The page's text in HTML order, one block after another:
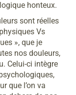
honteux.
sont réelles
Vs
», que je
nos douleurs,
Celui-ci intègre
que l’on va